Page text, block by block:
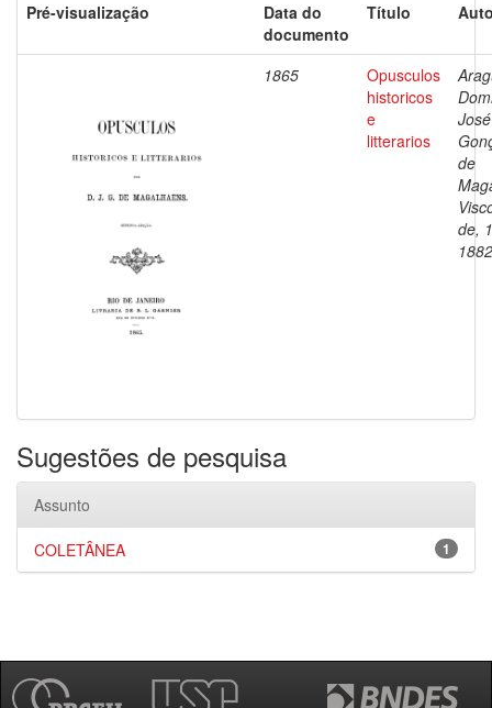
Pré-visualização
Data do
documento
Título
1865
Opusculos
historicos
e
litterarios
José
de
de,
1882
Sugestões de pesquisa
Assunto
1
COLETÂNEA